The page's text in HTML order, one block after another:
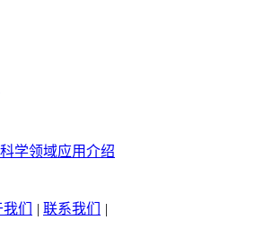
学领域应用介绍
们 联系我们